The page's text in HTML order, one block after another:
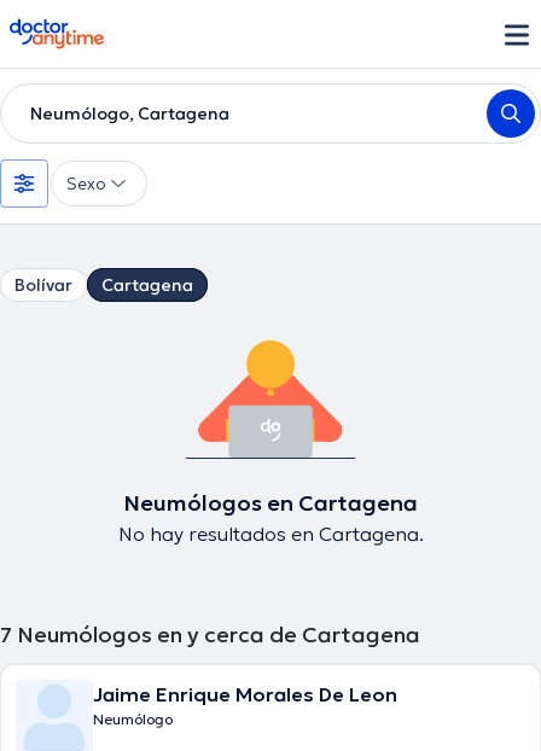
doctoranytime
Neumólogo, Cartagena
Sexo
Bolívar Cartagena
Neumólogos en Cartagena
No hay resultados en Cartagena.
7 Neumólogos en y cerca de Cartagena
Jaime Enrique Morales De Leon
Neumólogo